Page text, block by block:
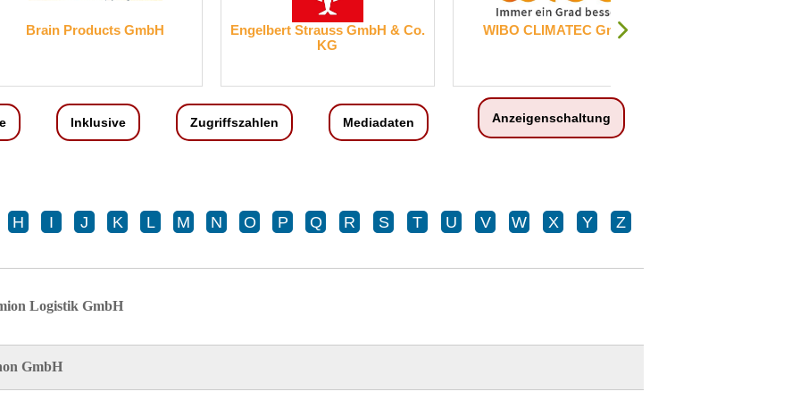
Engelbert Strauss GmbH & Co.
WIBO CLIMATEC GmbH
RINGANA Logistics Germany
Inklusive Zugriffszahlen Mediadaten Anzeigenschaltung
H I J K L M N O P Q R S T U V W X Y Z
Logistik GmbH
GmbH